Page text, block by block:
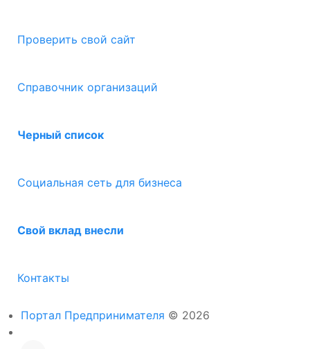
Проверить свой сайт
Справочник организаций
Черный список
Социальная сеть для бизнеса
Свой вклад внесли
Контакты
Портал Предпринимателя © 2026